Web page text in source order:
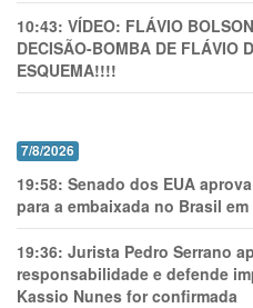
10:43: VÍDEO: FLÁVIO
DECISÃO-BOMBA DE FLÁVIO
ESQUEMA!!!!
7/8/2026
19:58: Senado dos EUA
para a embaixada no Brasil
19:36: Jurista Pedro Serrano
responsabilidade e defende
Kassio Nunes for confirmada